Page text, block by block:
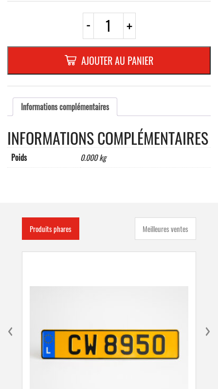
- quantité
ROND
EN
ALUMINIUM
PLAT
:
2
MM,DIAMETRE
:
ACCES
INTERDIT"
+
AJOUTER AU PANIER
Informations complémentaires
INFORMATIONS COMPLÉMENTAIRES
Poids 0.000 kg
Produits phares Meilleures ventes